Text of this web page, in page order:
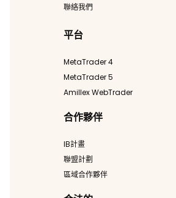
聯絡我們
平台
MetaTrader 4
MetaTrader 5
Amillex WebTrader
合作夥伴
IB計畫
聯盟計劃
區域合作夥伴